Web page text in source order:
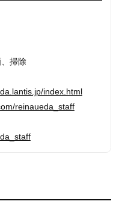
掃除
index.html
reinaueda_staff